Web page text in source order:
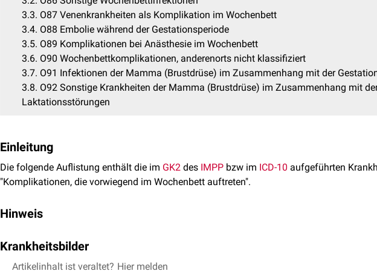
3.3 O87 Venenkrankheiten als Komplikation im Wochenbett
3.4 O88 Embolie während der Gestationsperiode
3.5 O89 Komplikationen bei Anästhesie im Wochenbett
3.6 O90 Wochenbettkomplikationen, anderenorts nicht klassifiziert
3.7 O91 Infektionen der Mamma (Brustdrüse) im Zusammenhang mit der
3.8 O92 Sonstige Krankheiten der Mamma (Brustdrüse) im Zusammenhang mit
Laktationsstörungen
Einleitung
Die folgende Auflistung enthält die im GK2 des IMPP bzw im ICD-10 aufgeführten
"Komplikationen, die vorwiegend im Wochenbett auftreten".
Hinweis
Krankheitsbilder bzw. -bezeichnungen aufzudecken. Es wird keine Aussage darüber
ihnen das IMPP jeweils zuweist.
Krankheitsbilder
Der Systematik derICD-10folgend, gehen folgende Krankheitsbilder in den
Artikelinhalt ist veraltet? Hier melden